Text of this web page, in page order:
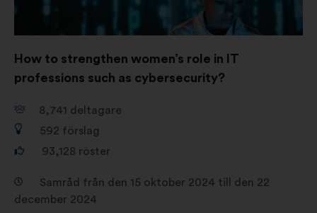
How to strengthen women’s role in IT
professions such as cybersecurity?
8,741 deltagare
592 förslag
93,128 röster
Samråd från den 15 oktober 2024 till den 22
december 2024